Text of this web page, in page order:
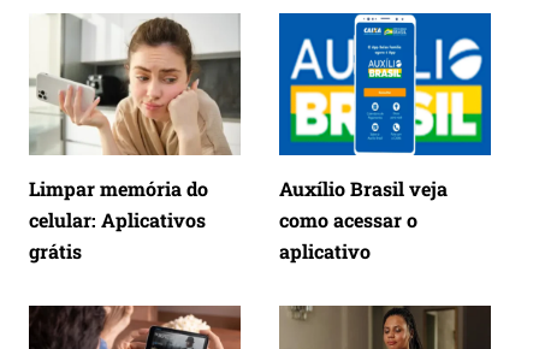
Limpar memória do
celular: Aplicativos
grátis
Auxílio Brasil veja
como acessar o
aplicativo